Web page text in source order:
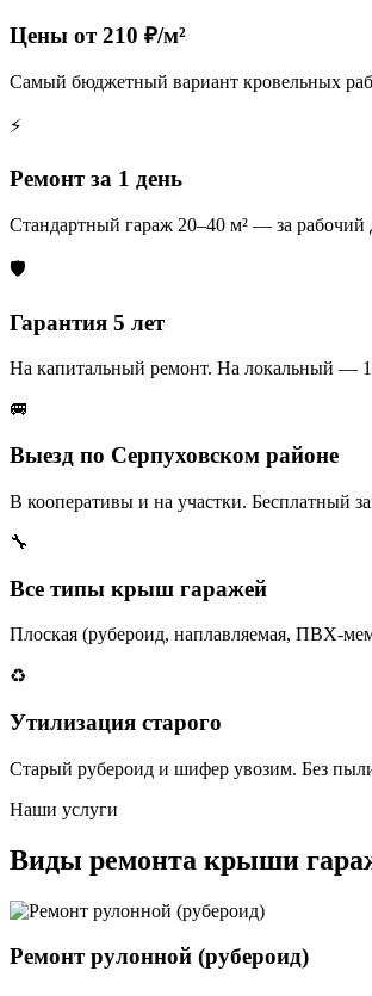
Цены от 210 ₽/м²
Самый бюджетный вариант кровельных
⚡
Ремонт за 1 день
Стандартный гараж 20–40 м² — за рабочий
🛡️
Гарантия 5 лет
На капитальный ремонт. На локальный —
🚐
Выезд по Серпуховском районе
В кооперативы и на участки. Бесплатный
🔧
Все типы крыш гаражей
Плоская (рубероид, наплавляемая, ПВХ-
♻️
Утилизация старого
Старый рубероид и шифер увозим. Без
Наши услуги
Виды ремонта крыши
Ремонт рулонной (рубероид)